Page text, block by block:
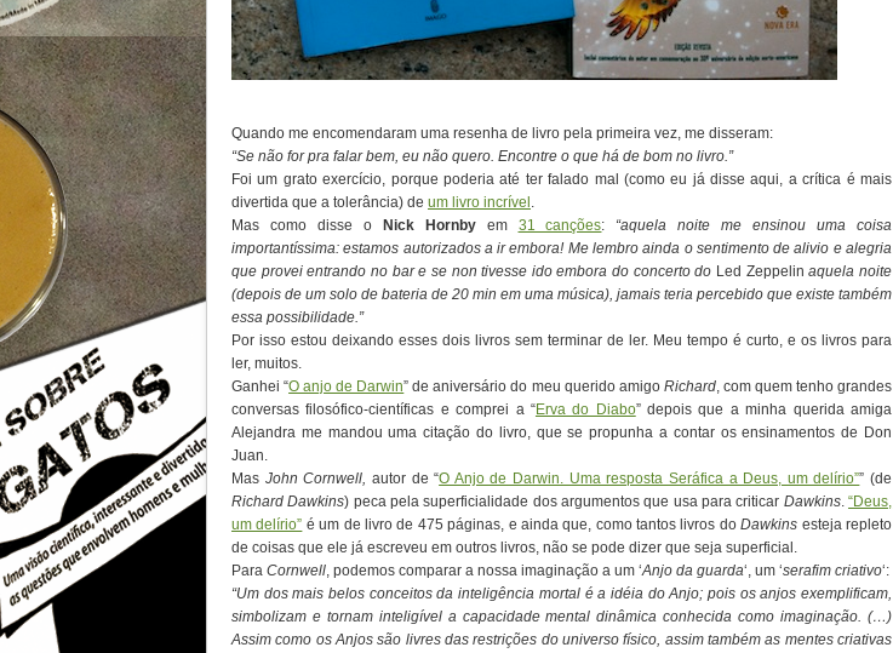
Quando me encomendaram uma resenha de livro pela primeira vez, me disseram:
“Se não for pra falar bem, eu não quero. Encontre o que há de bom no livro.”
Foi um grato exercício, porque poderia até ter falado mal (como eu já disse aqui, a crítica é mais
divertida que a tolerância) de um livro incrível .
Mas como disse o
Nick Hornbyem 31 canções: “aquela noite me ensinou uma coisa
importantíssima: estamos autorizados a ir embora! Me lembro ainda o sentimento de alivio e alegria
que provei entrando no bar e se non tivesse ido embora do concerto do Led Zeppelin aquela noite
(depois de um solo de bateria de 20 min em uma música), jamais teria percebido que existe também
essa possibilidade.”
Por isso estou deixando esses dois livros sem terminar de ler. Meu tempo é curto, e os livros para
ler, muitos.
Ganhei “O anjo de Darwin” de aniversário do meu querido amigo Richard, com quem tenho grandes
conversas filosófico-científicas e comprei a “Erva do Diabo” depois que a minha querida amiga
Alejandra me mandou uma citação do livro, que se propunha a contar os ensinamentos de Don
Juan.
Mas John Cornwell, autor de “O Anjo de Darwin. Uma resposta Seráfica a Deus, um delírio”” (de
Richard Dawkins) peca pela superficialidade dos argumentos que usa para criticar Dawkins.“Deus,
um delírio” é um de livro de 475 páginas, e ainda que, como tantos livros doDawkins esteja repleto
de coisas que ele já escreveu em outros livros, não se pode dizer que seja superficial.
Para Cornwell, podemos comparar a nossa imaginação a um ‘Anjo da guarda‘, um ‘serafim criativo‘:
“Um dos mais belos conceitos da inteligência mortal é a idéia do Anjo; pois os anjos exemplificam,
simbolizam e tornam inteligível a capacidade mental dinâmica conhecida como imaginação. (…)
Assim como os Anjos são livres das restrições do universo físico, assim também as mentes criativas